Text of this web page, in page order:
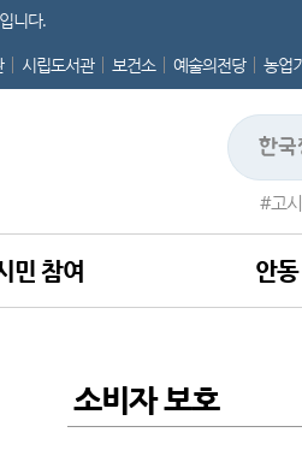
니다.
시립도서관 보건소 예술의전당 농업
고
민 참여 안
소비자 보호